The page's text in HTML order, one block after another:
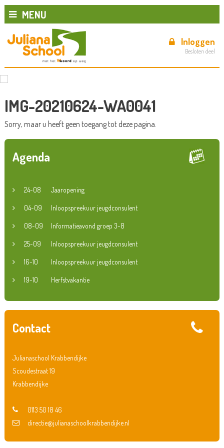
MENU
Inloggen
Besloten deel
IMG-20210624-WA0041
Sorry, maar u heeft geen toegang tot deze pagina.
Agenda
24-08 Jaaropening
04-09 Inloopspreekuur jeugdconsulent
08-09 Informatieavond groep 3-8
25-09 Inloopspreekuur jeugdconsulent
16-10 Inloopspreekuur jeugdconsulent
19-10 Herfstvakantie
Contact
Julianaschool Krabbendijke
Scoudestraat 19
Krabbendijke
0113 50 18 46
directie@julianaschoolkrabbendijke.nl